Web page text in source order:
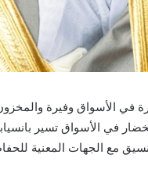
في الأسواق وفيرة
في الأسواق تسير
مع الجهات المعنية